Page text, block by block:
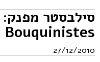
Bouquinistes
27/12/2010